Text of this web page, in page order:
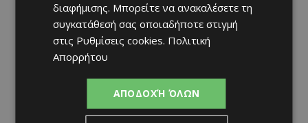
διαφήμισης. Μπορείτε να ανακαλέσετε τη
συγκατάθεσή σας οποιαδήποτε στιγμή
στις Ρυθμίσεις cookies. Πολιτική
Απορρήτου
ΑΠΟΔΟΧΉ ΌΛΩΝ